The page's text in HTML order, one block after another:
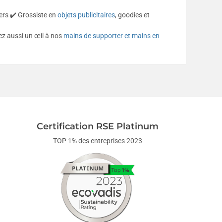
✔️ Grossiste en objets publicitaires, goodies et
aussi un œil à nos mains de supporter et mains en
Certification RSE Platinum
TOP 1% des entreprises 2023